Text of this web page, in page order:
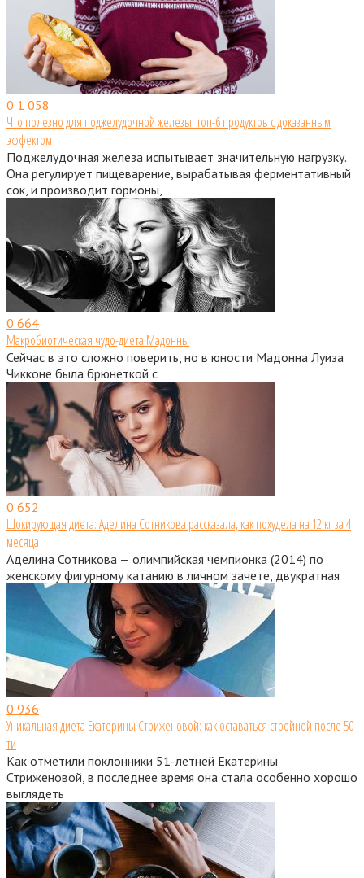
0 1 058
Что полезно для поджелудочной железы: топ-6 продуктов с доказанным
эффектом
Поджелудочная железа испытывает значительную нагрузку.
Она регулирует пищеварение, вырабатывая ферментативный
сок, и производит гормоны,
0 664
Макробиотическая чудо-диета Мадонны
Сейчас в это сложно поверить, но в юности Мадонна Луиза
Чикконе была брюнеткой с
0 652
Шокирующая диета: Аделина Сотникова рассказала, как похудела на 12 кг за 4
месяца
Аделина Сотникова — олимпийская чемпионка (2014) по
женскому фигурному катанию в личном зачете, двукратная
0 936
Уникальная диета Екатерины Стриженовой: как оставаться стройной после 50-
ти
Как отметили поклонники 51-летней Екатерины
Стриженовой, в последнее время она стала особенно хорошо
выглядеть